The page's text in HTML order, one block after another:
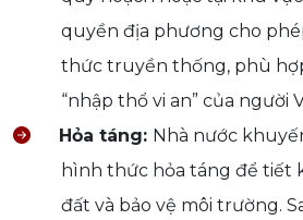
quyền địa phương cho
thức truyền thống, phù
“nhập thổ vi an” của người
Hỏa táng: Nhà nước
hình thức hỏa táng để tiết
đất và bảo vệ môi trường.